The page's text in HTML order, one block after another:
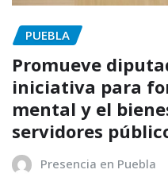
PUEBLA
Promueve
iniciativa para
mental y el
servidores
Presencia en Puebla